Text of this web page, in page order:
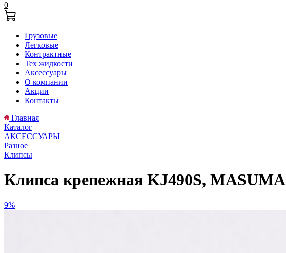
0
Грузовые
Легковые
Контрактные
Тех жидкости
Аксессуары
О компании
Акции
Контакты
Главная
Каталог
АКСЕССУАРЫ
Разное
Клипсы
Клипса крепежная KJ490S, MASUMA
9%